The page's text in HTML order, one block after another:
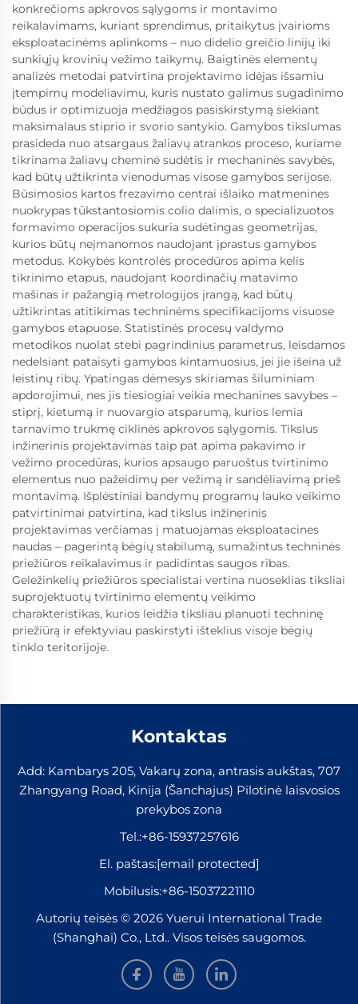
konkrečioms apkrovos sąlygoms ir montavimo
reikalavimams, kuriant sprendimus, pritaikytus įvairioms
eksploatacinėms aplinkoms – nuo didelio greičio linijų iki
sunkiųjų krovinių vežimo taikymų. Baigtinės elementų
analizės metodai patvirtina projektavimo idėjas išsamiu
įtempimų modeliavimu, kuris nustato galimus sugadinimo
būdus ir optimizuoja medžiagos pasiskirstymą siekiant
maksimalaus stiprio ir svorio santykio. Gamybos tikslumas
prasideda nuo atsargaus žaliavų atrankos proceso, kuriame
tikrinama žaliavų cheminė sudėtis ir mechaninės savybės,
kad būtų užtikrinta vienodumas visose gamybos serijose.
Būsimosios kartos frezavimo centrai išlaiko matmenines
nuokrypas tūkstantosiomis colio dalimis, o specializuotos
formavimo operacijos sukuria sudėtingas geometrijas,
kurios būtų neįmanomos naudojant įprastus gamybos
metodus. Kokybės kontrolės procedūros apima kelis
tikrinimo etapus, naudojant koordinačių matavimo
mašinas ir pažangią metrologijos įrangą, kad būtų
užtikrintas atitikimas techninėms specifikacijoms visuose
gamybos etapuose. Statistinės procesų valdymo
metodikos nuolat stebi pagrindinius parametrus, leisdamos
nedelsiant pataisyti gamybos kintamuosius, jei jie išeina už
leistinų ribų. Ypatingas dėmesys skiriamas šiluminiam
apdorojimui, nes jis tiesiogiai veikia mechanines savybes –
stiprį, kietumą ir nuovargio atsparumą, kurios lemia
tarnavimo trukmę ciklinės apkrovos sąlygomis. Tikslus
inžinerinis projektavimas taip pat apima pakavimo ir
vežimo procedūras, kurios apsaugo paruoštus tvirtinimo
elementus nuo pažeidimų per vežimą ir sandėliavimą prieš
montavimą. Išplėstiniai bandymų programų lauko veikimo
patvirtinimai patvirtina, kad tikslus inžinerinis
projektavimas verčiamas į matuojamas eksploatacines
naudas – pagerintą bėgių stabilumą, sumažintus techninės
priežiūros reikalavimus ir padidintas saugos ribas.
Geležinkelių priežiūros specialistai vertina nuoseklias tiksliai
suprojektuotų tvirtinimo elementų veikimo
charakteristikas, kurios leidžia tiksliau planuoti techninę
priežiūrą ir efektyviau paskirstyti išteklius visoje bėgių
tinklo teritorijoje.
Kontaktas
Add: Kambarys 205, Vakarų zona, antrasis aukštas, 707
Zhangyang Road, Kinija (Šanchajus) Pilotinė laisvosios
prekybos zona
Tel.:+86-15937257616
El. paštas:[email protected]
Mobilusis:+86-15037221110
Autorių teisės © 2026 Yuerui International Trade
(Shanghai) Co., Ltd.. Visos teisės saugomos.